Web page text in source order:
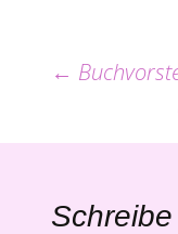
Beitrags-
←